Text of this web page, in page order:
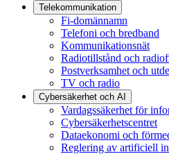
Telekommunikation
Fi-domännamn
Telefoni och bredband
Kommunikationsnät
Radiotillstånd och
Postverksamhet och
TV och radio
Cybersäkerhet och AI
Vardagssäkerhet för
Cybersäkerhetscentret
Dataekonomi och
Reglering av artificiell